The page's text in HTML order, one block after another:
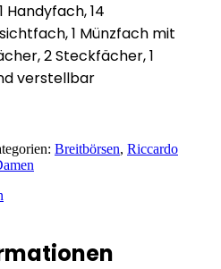
Handyfach, 14
1 Münzfach mit
2 Steckfächer, 1
verstellbar
Breitbörsen, Riccardo